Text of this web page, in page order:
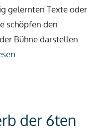
gelernten Texte oder
schöpfen den
Bühne darstellen
der 6ten